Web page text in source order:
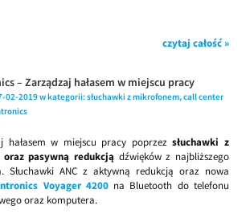
czytaj całość »
– Zarządzaj hałasem w miejscu pracy
02-2019w kategorii:słuchawki z mikrofonem,call center
hałasem w miejscu pracy poprzezsłuchawki z
pasywną redukcją dźwięków z najbliższego
Słuchawki ANC z aktywną redukcją oraz nowa
Voyager 4200na Bluetooth do telefonu
oraz komputera.